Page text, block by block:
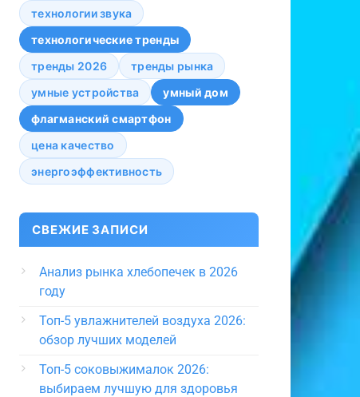
технологии звука
технологические тренды
тренды 2026
тренды рынка
умные устройства
умный дом
флагманский смартфон
цена качество
энергоэффективность
СВЕЖИЕ ЗАПИСИ
Анализ рынка хлебопечек в 2026
году
Топ-5 увлажнителей воздуха 2026:
обзор лучших моделей
Топ-5 соковыжималок 2026:
выбираем лучшую для здоровья